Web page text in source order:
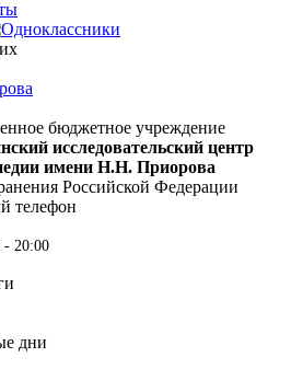
бюджетное учреждение
исследовательский центр
имени Н.Н. Приорова
Российской Федерации
телефон
- 20:00
дни